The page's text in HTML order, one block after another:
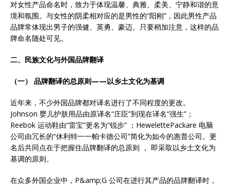
对女性产品命名时，致力于体现温馨、典雅、柔美、宁静和谐的意
境和氛围。与女性的阴柔相对应的是男性的“阳刚”，因此男性产品
品牌常体现出男子的强健、英勇、豪迈。只要稍加注意，这样的品
牌命名随处可见。
二、民族文化与外国品牌翻译
（一） 品牌翻译的总原则——以乡土文化为基调
近年来，不少外国品牌都对译名进行了不同程度的更改。
Johnson 婴儿护肤用品由原译名“庄臣”到现在译名“强生”；
Reebok 运动鞋由“雷宝”更名为“锐步” ；HewelettePackare 电脑
公司由冗长的“休利特一一帕卡德公司”简化为如今的惠普公司。更
名后共同点在于把握住品牌翻译的总原则 ， 即采取以乡土文化为
基调的原则。
在众多外国企业中，P&amp;G 公司在进行其产品的品牌翻译时，